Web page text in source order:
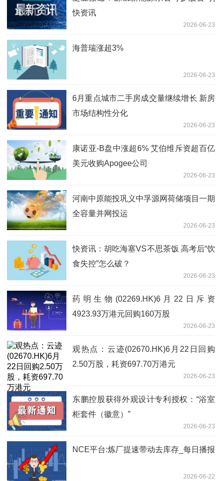
快资讯
2026-06-23
海普瑞涨超3%
2026-06-23
6月重点城市二手房成交量继续增长 新房
市场结构性分化
2026-06-23
康诺亚-B盘中涨超6% 艾伯维斥资超百亿
美元收购Apogee公司
2026-06-23
河南中原能投巩义中孚源网荷储项目一期
全容量并网投运
2026-06-23
快资讯：胡吃海塞VS不思茶饭 高考后“饮
食失控”怎么破？
2026-06-23
药明生物(02269.HK)6月22日斥资
4923.93万港元回购160万股
2026-06-23
观热点：云迹(02670.HK)6月22日回购
2.50万股，耗资697.70万港元
2026-06-23
东鹏控股获得外观设计专利授权：“浴室
柜套件（徽意）”
2026-06-23
NCE平台:炼厂提速带动去库存_每日播报
2026-06-22